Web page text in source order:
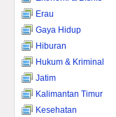
Erau
Gaya Hidup
Hiburan
Hukum & Kriminal
Jatim
Kalimantan Timur
Kesehatan